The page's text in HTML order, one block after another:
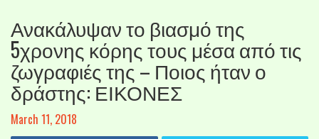
Ανακάλυψαν το βιασμό της
5χρονης κόρης τους μέσα από τις
ζωγραφιές της – Ποιος ήταν ο
δράστης: ΕΙΚΟΝΕΣ
March 11, 2018